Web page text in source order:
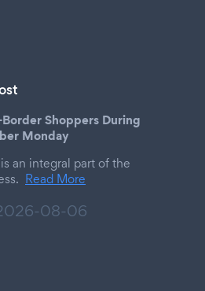
Shoppers During
Monday
an integral part of the
Read More
08-06